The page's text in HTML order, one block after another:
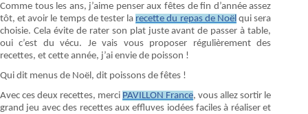
Comme tous les ans, j’aime penser aux fêtes de fin d’année assez
tôt, et avoir le temps de tester la recette du repas de Noël qui sera
choisie. Cela évite de rater son plat juste avant de passer à table,
oui c’est du vécu. Je vais vous proposer régulièrement des
recettes, et cette année, j’ai envie de poisson !
Qui dit menus de Noël, dit poissons de fêtes !
Avec ces deux recettes, merci PAVILLON France, vous allez sortir le
grand jeu avec des recettes aux effluves iodées faciles à réaliser et